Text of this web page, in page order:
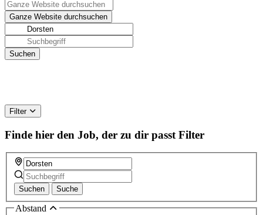
Filter
Finde hier den Job, der zu dir passt Filter
Suchen Suche
Abstand